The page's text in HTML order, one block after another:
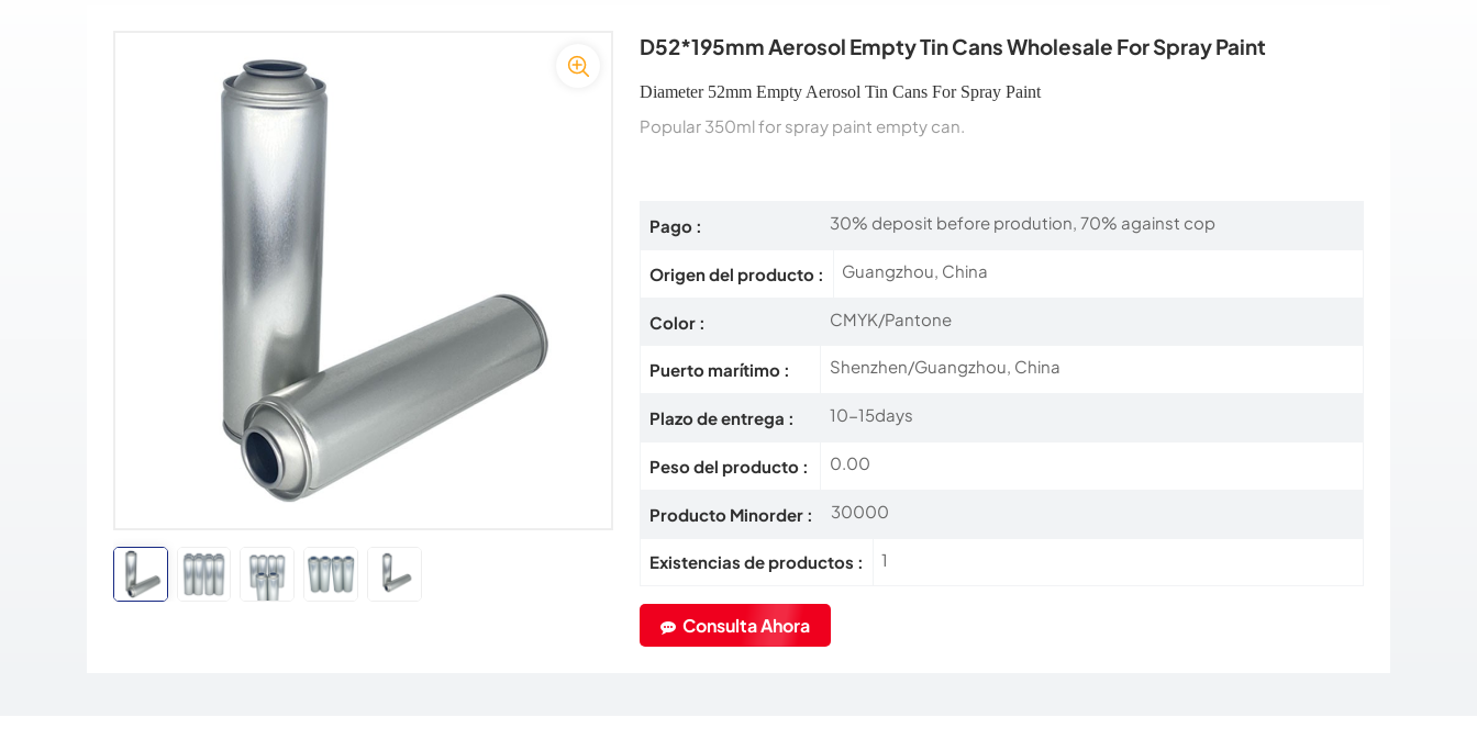
D52*195mm Aerosol Empty Tin Cans Wholesale For Spray Paint
Diameter 52mm Empty Aerosol Tin Cans For Spray Paint
Popular 350ml for spray paint empty can.
Pago : 30% deposit before prodution, 70% against cop
Origen del producto : Guangzhou, China
Color : CMYK/Pantone
Puerto marítimo : Shenzhen/Guangzhou, China
Plazo de entrega : 10-15days
Peso del producto : 0.00
Producto Minorder : 30000
Existencias de productos : 1
Consulta Ahora